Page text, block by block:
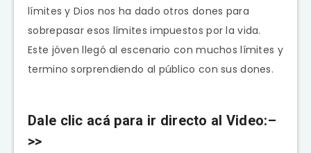
límites y Dios nos ha dado otros dones para
sobrepasar esos límites impuestos por la vida.
Este jóven llegó al escenario con muchos límites y
termino sorprendiendo al público con sus dones.
Dale clic acá para ir directo al Video:–
>>